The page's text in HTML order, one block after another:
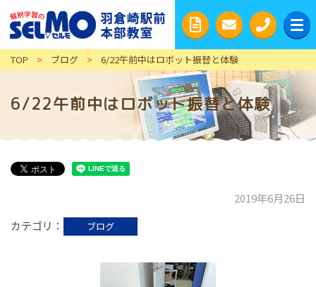
TOP > ブログ > 6/22午前中はロボット振替と体験
6/22午前中はロボット振替と体験
2019年6月26日
カテゴリ
ブログ